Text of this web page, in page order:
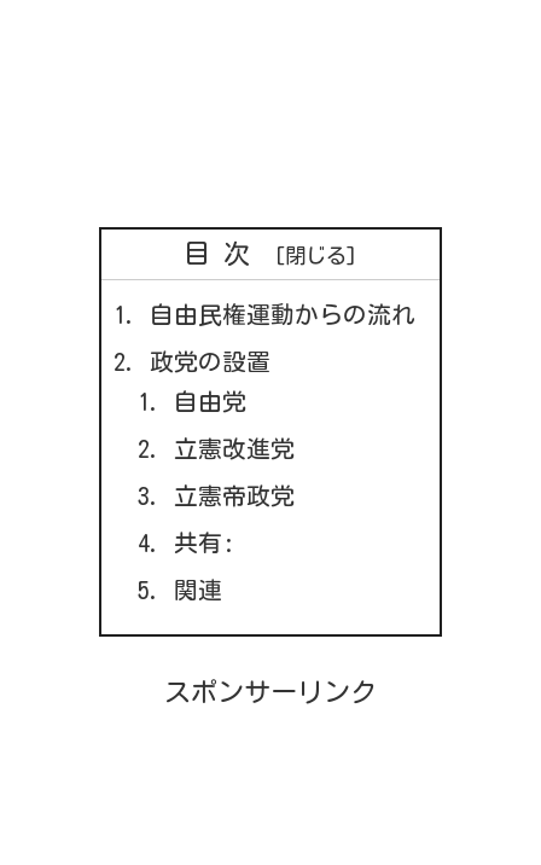
目次
自由民権運動からの流れ
政党の設置
自由党
立憲改進党
立憲帝政党
共有:
関連
スポンサーリンク